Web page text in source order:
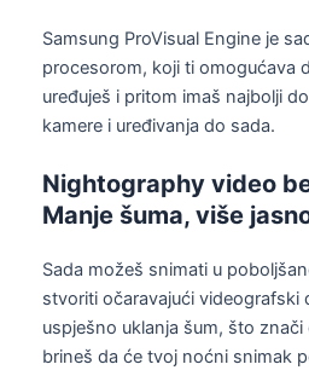
Samsung ProVisual Engine je
procesorom, koji ti omogućava
uređuješ i pritom imaš najbolji
kamere i uređivanja do sada.
Nightography video
Manje šuma, više
Sada možeš snimati u
stvoriti očaravajući videografski
uspješno uklanja šum, što
brineš da će tvoj noćni snimak